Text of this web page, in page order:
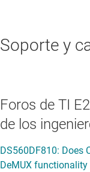
Soporte y
Foros de TI
de los